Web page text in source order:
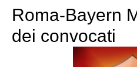
Roma-Bayern
dei convocati